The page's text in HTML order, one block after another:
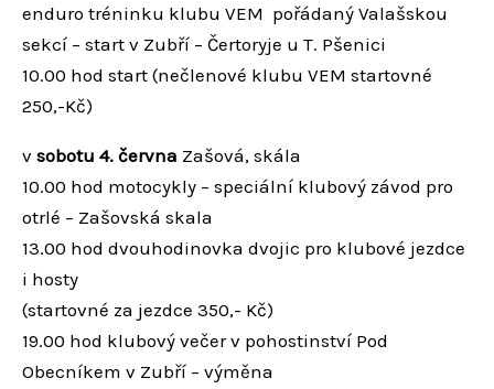
enduro tréninku klubu VEM pořádaný Valašskou
sekcí – start v Zubří – Čertoryje u T. Pšenici
10.00 hod start (nečlenové klubu VEM startovné
250,-Kč)
v sobotu 4. června Zašová, skála
10.00 hod motocykly – speciální klubový závod pro
otrlé – Zašovská skala
13.00 hod dvouhodinovka dvojic pro klubové jezdce
i hosty
(startovné za jezdce 350,- Kč)
19.00 hod klubový večer v pohostinství Pod
Obecníkem v Zubří – výměna